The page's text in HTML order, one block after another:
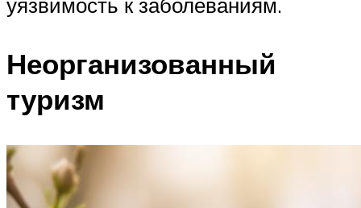
Неорганизованный
туризм